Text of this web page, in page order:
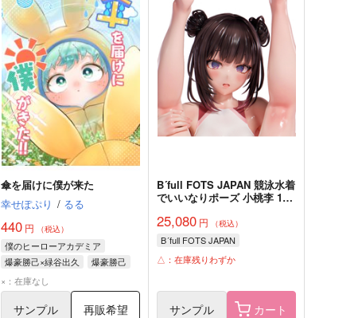
傘を届けに僕が来た
幸せぽぷり / るる
440 円 （税込）
僕のヒーローアカデミア
爆豪勝己×緑谷出久
爆豪勝己
緑谷出久
×：在庫なし
サンプル 再販希望
B´full FOTS JAPAN 競泳水着
でいいなりポーズ 小桃李 1/5
25,080 円 （税込）
B´full FOTS JAPAN
△：在庫残りわずか
サンプル カート